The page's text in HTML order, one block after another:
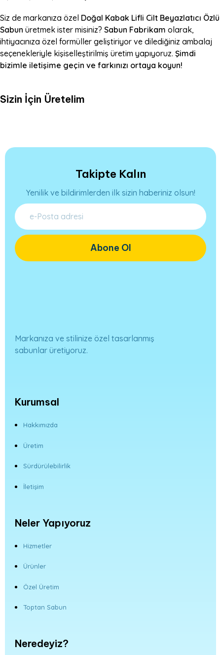
Siz de markanıza özel Doğal Kabak Lifli Cilt Beyazlatıcı Özlü
Sabun üretmek ister misiniz? Sabun Fabrikam olarak,
ihtiyacınıza özel formüller geliştiriyor ve dilediğiniz ambalaj
seçenekleriyle kişiselleştirilmiş üretim yapıyoruz. Şimdi
bizimle iletişime geçin ve farkınızı ortaya koyun!
Sizin İçin Üretelim
Takipte Kalın
Yenilik ve bildirimlerden ilk sizin haberiniz olsun!
Abone Ol
Markanıza ve stilinize özel tasarlanmış
sabunlar üretiyoruz.
Kurumsal
Hakkımızda
Üretim
Sürdürülebilirlik
İletişim
Neler Yapıyoruz
Hizmetler
Ürünler
Özel Üretim
Toptan Sabun
Neredeyiz?